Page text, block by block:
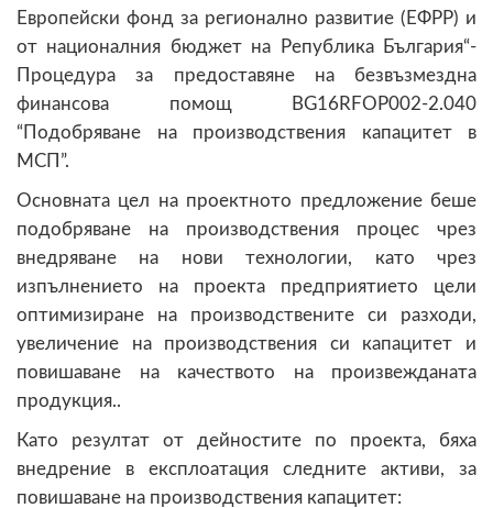
Европейски фонд за регионално развитие (ЕФРР) и
от националния бюджет на Република България“-
Процедура за предоставяне на безвъзмездна
финансова помощ BG16RFOP002-2.040
“Подобряване на производствения капацитет в
МСП”.
Основната цел на проектното предложение беше
подобряване на производствения процес чрез
внедряване на нови технологии, като чрез
изпълнението на проекта предприятието цели
оптимизиране на производствените си разходи,
увеличение на производствения си капацитет и
повишаване на качеството на произвежданата
продукция..
Като резултат от дейностите по проекта, бяха
внедрение в експлоатация следните активи, за
повишаване на производствения капацитет: